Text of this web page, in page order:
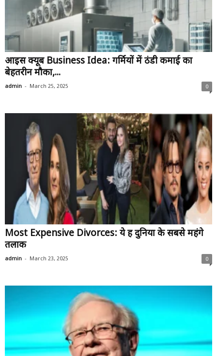
आइस क्यूब Business Idea: गर्मियों में ठंडी कमाई का
बेहतरीन मौका,...
admin - March 25, 2025 0
Most Expensive Divorces: ये हैं दुनिया के सबसे महंगे
तलाक
admin - March 23, 2025 0